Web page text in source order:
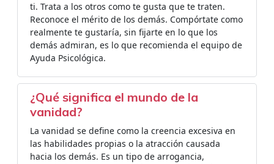
ti. Trata a los otros como te gusta que te traten.
Reconoce el mérito de los demás. Compórtate como
realmente te gustaría, sin fijarte en lo que los
demás admiran, es lo que recomienda el equipo de
Ayuda Psicológica.
¿Qué significa el mundo de la
vanidad?
La vanidad se define como la creencia excesiva en
las habilidades propias o la atracción causada
hacia los demás. Es un tipo de arrogancia,